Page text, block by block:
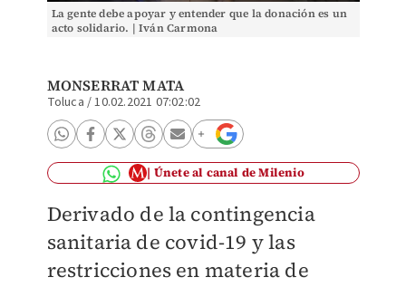
La gente debe apoyar y entender que la donación es un
acto solidario. | Iván Carmona
MONSERRAT MATA
Toluca /10.02.2021 07:02:02
Únete al canal de Milenio
Derivado de la contingencia
sanitaria de covid-19 y las
restricciones en materia de